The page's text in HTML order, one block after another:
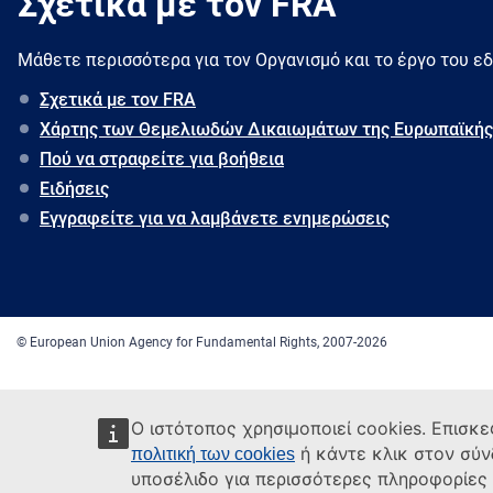
Ο ιστότοπος χρησιμοποιεί cookies.
πολιτική των cookies ή κάντε κλικ στον
υποσέλιδο για περισσότερες πληροφορίες
Μάθετε περισσότερα για τον Oργανισμό και το έργο του
Σχετικά με τον FRA
Χάρτης των Θεμελιωδών Δικαιωμάτων της
Πού να στραφείτε για βοήθεια
Ειδήσεις
Εγγραφείτε για να λαμβάνετε ενημερώσεις
© European Union Agency for Fundamental Rights, 2007-2026